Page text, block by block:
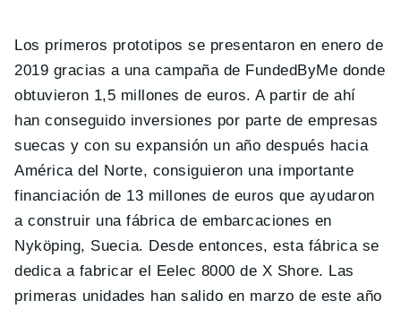
Los primeros prototipos se presentaron en enero de
2019 gracias a una campaña de FundedByMe donde
obtuvieron 1,5 millones de euros. A partir de ahí
han conseguido inversiones por parte de empresas
suecas y con su expansión un año después hacia
América del Norte, consiguieron una importante
financiación de 13 millones de euros que ayudaron
a construir una fábrica de embarcaciones en
Nyköping, Suecia. Desde entonces, esta fábrica se
dedica a fabricar el Eelec 8000 de X Shore. Las
primeras unidades han salido en marzo de este año